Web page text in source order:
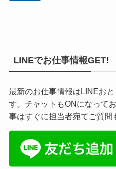
LINEでお仕事情報GET!
最新のお仕事情報はLINEお
す。チャットもONになって
事はすぐに担当者宛てご質問